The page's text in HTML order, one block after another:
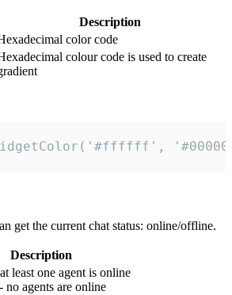
Description
color code
colour code is used to create
get the current chat status: online/offline.
Description
least one agent is online
- no agents are online